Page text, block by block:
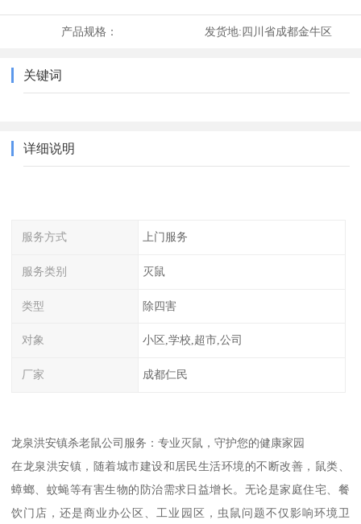
产品规格： 发货地:四川省成都金牛区
关键词
详细说明
服务方式 上门服务
服务类别 灭鼠
类型 除四害
对象 小区,学校,超市,公司
厂家 成都仁民
龙泉洪安镇杀老鼠公司服务：专业灭鼠，守护您的健康家园
在龙泉洪安镇，随着城市建设和居民生活环境的不断改善，鼠类、
蟑螂、蚊蝇等有害生物的防治需求日益增长。无论是家庭住宅、餐
饮门店，还是商业办公区、工业园区，虫鼠问题不仅影响环境卫